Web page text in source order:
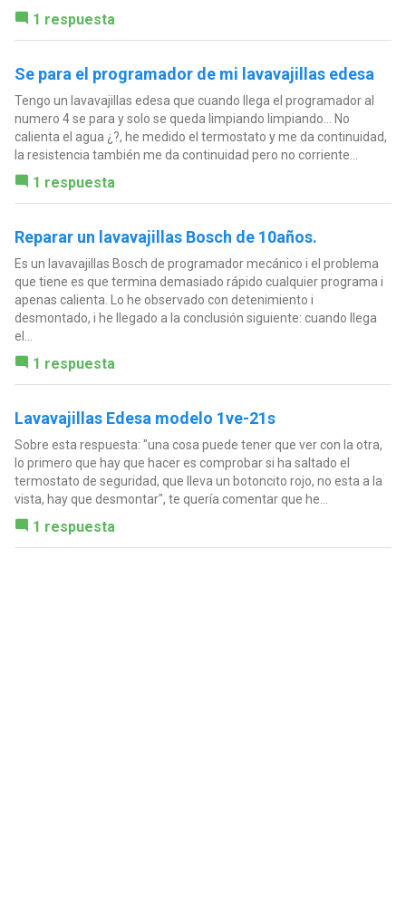
1 respuesta
Se para el programador de mi lavavajillas edesa
Tengo un lavavajillas edesa que cuando llega el programador al
numero 4 se para y solo se queda limpiando limpiando... No
calienta el agua ¿?, he medido el termostato y me da continuidad,
la resistencia también me da continuidad pero no corriente...
1 respuesta
Reparar un lavavajillas Bosch de 10años.
Es un lavavajillas Bosch de programador mecánico i el problema
que tiene es que termina demasiado rápido cualquier programa i
apenas calienta. Lo he observado con detenimiento i
desmontado, i he llegado a la conclusión siguiente: cuando llega
el...
1 respuesta
Lavavajillas Edesa modelo 1ve-21s
Sobre esta respuesta: "una cosa puede tener que ver con la otra,
lo primero que hay que hacer es comprobar si ha saltado el
termostato de seguridad, que lleva un botoncito rojo, no esta a la
vista, hay que desmontar", te quería comentar que he...
1 respuesta